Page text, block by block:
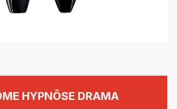
HYPNÔSE DRAMA